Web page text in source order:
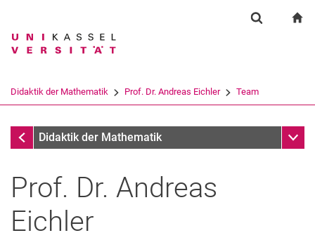
Springe direkt zu: Inhalt
Springe direkt zu: Suche
Springe direkt zu:
Suchbegriff
Suchen (öffnet externen Link in einem
Didaktik der Mathematik Prof. Dr. Andreas Eichler Team
TeamDidaktik der Mathematik
Prof. Dr. Andreas
Eichler